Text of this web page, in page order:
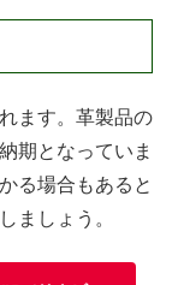
ます。革製品の
期となっていま
る場合もあると
しましょう。